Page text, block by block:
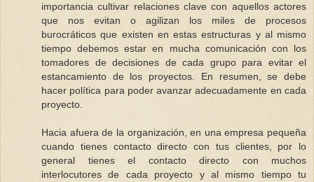
importancia cultivar relaciones clave con aquellos actores
que nos evitan o agilizan los miles de procesos
burocráticos que existen en estas estructuras y al mismo
tiempo debemos estar en mucha comunicación con los
tomadores de decisiones de cada grupo para evitar el
estancamiento de los proyectos. En resumen, se debe
hacer política para poder avanzar adecuadamente en cada
proyecto.
Hacia afuera de la organización, en una empresa pequeña
cuando tienes contacto directo con tus clientes, por lo
general tienes el contacto directo con muchos
interlocutores de cada proyecto y al mismo tiempo tu